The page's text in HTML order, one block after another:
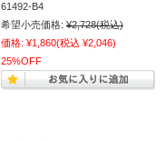
61492-B4
希望小売価格: ¥2,728(税込)
価格: ¥1,860(税込 ¥2,046)
25%OFF